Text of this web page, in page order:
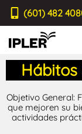
(601) 482
Hábitos
Objetivo General:
que mejoren su
actividades